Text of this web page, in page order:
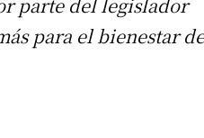
para el bienestar